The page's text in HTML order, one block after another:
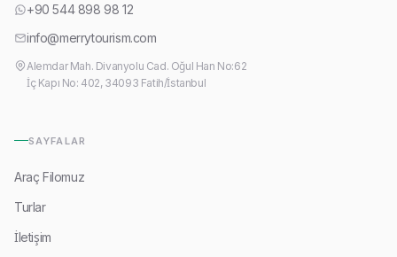
+90 544 898 98 12
info@merrytourism.com
Alemdar Mah. Divanyolu Cad. Oğul Han No:62
İç Kapı No: 402, 34093 Fatih/İstanbul
SAYFALAR
Araç Filomuz
Turlar
İletişim